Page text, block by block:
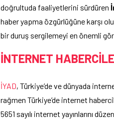
doğrultuda faaliyetlerini sürdüren
haber yapma özgürlüğüne karşı
bir duruş sergilemeyi en önemli
İNTERNET
İYAD, Türkiye’de ve dünyada
rağmen Türkiye’de internet
5651 sayılı internet yayınlarını